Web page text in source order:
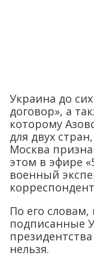
Украина до
договор», а
которому
для двух
Москва
этом в эфире
военный
корреспондент
По его
подписанные
нельзя.